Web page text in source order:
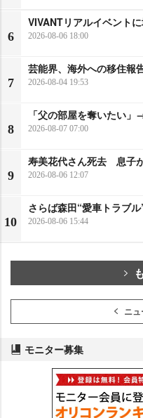
6
VIVANTリアルイベント
2026-08-06 18:00
7
芸能界、海外への移住報
2026-08-04 19:53
8
「父の部屋を奪いたい
2026-08-07 07:00
9
寿美花代さん死去 息子
2026-08-06 12:07
10
さらば森田“愛車トラブ
2026-08-06 15:44
ニ
モニター募集